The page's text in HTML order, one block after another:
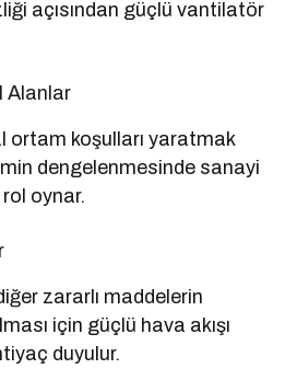
açısından güçlü vantilatör
Alanlar
ortam koşulları yaratmak
dengelenmesinde sanayi
oynar.
zararlı maddelerin
için güçlü hava akışı
duyulur.